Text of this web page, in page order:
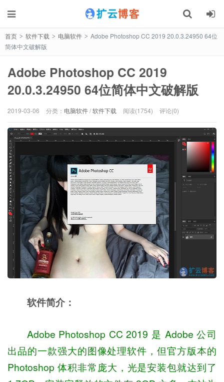
首页 > 软件下载 > 电脑软件 > Adobe Photoshop CC 2019 20.0.3.24950 64位
简体中文破解版
Adobe Photoshop CC 2019
20.0.3.24950 64位简体中文破解版
2019-03-06 分类： 电脑软件/软件下载 阅读(1754) 评论(0)
软件简介：
Adobe Photoshop CC 2019 是 Adobe 公司
出品的一款强大的图像处理软件，但官方版本的
Photoshop 体积非常庞大，光是安装包就达到了